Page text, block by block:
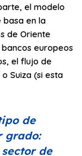
el modelo
basa en la
de Oriente
europeos
el flujo de
Suiza (si esta
de
grado:
de